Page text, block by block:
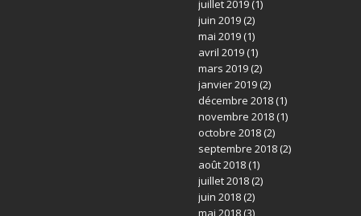
juillet 2019(1)
juin 2019(2)
mai 2019(1)
avril 2019(1)
mars 2019(2)
janvier 2019(2)
décembre 2018(1)
novembre 2018(1)
octobre 2018(2)
septembre 2018(2)
août 2018(1)
juillet 2018(2)
juin 2018(2)
mai 2018(3)